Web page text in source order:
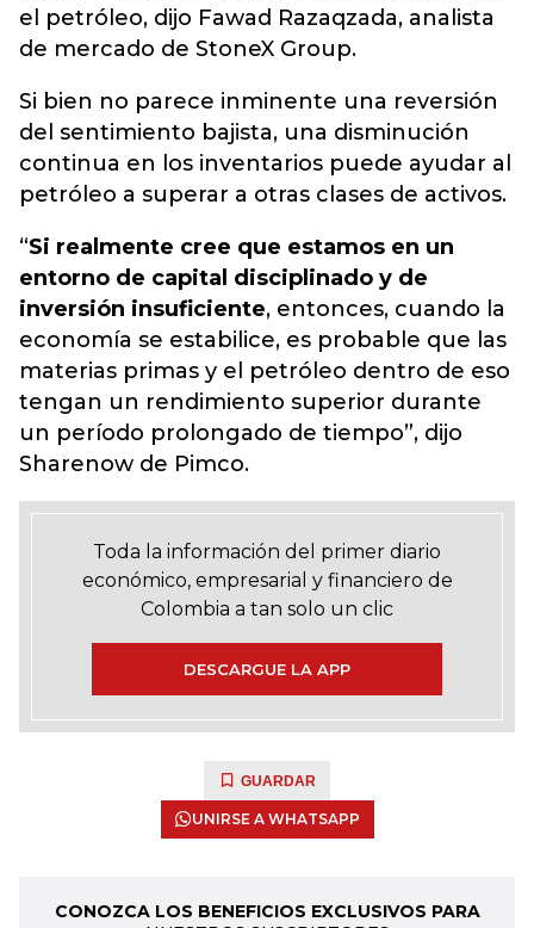
el petróleo, dijo Fawad Razaqzada, analista
de mercado de StoneX Group.
Si bien no parece inminente una reversión
del sentimiento bajista, una disminución
continua en los inventarios puede ayudar al
petróleo a superar a otras clases de activos.
“Si realmente cree que estamos en un
entorno de capital disciplinado y de
inversión insuficiente, entonces, cuando la
economía se estabilice, es probable que las
materias primas y el petróleo dentro de eso
tengan un rendimiento superior durante
un período prolongado de tiempo”, dijo
Sharenow de Pimco.
Toda la información del primer diario
económico, empresarial y financiero de
Colombia a tan solo un clic
DESCARGUE LA APP
GUARDAR
UNIRSE A WHATSAPP
CONOZCA LOS BENEFICIOS EXCLUSIVOS PARA